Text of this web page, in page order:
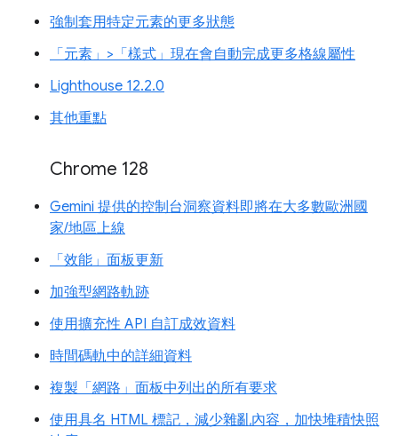
強制套用特定元素的更多狀態
「元素」>「樣式」現在會自動完成更多格線屬性
Lighthouse 12.2.0
其他重點
Chrome 128
Gemini 提供的控制台洞察資料即將在大多數歐洲國
家/地區上線
「效能」面板更新
加強型網路軌跡
使用擴充性 API 自訂成效資料
時間碼軌中的詳細資料
複製「網路」面板中列出的所有要求
使用具名 HTML 標記，減少雜亂內容，加快堆積快照